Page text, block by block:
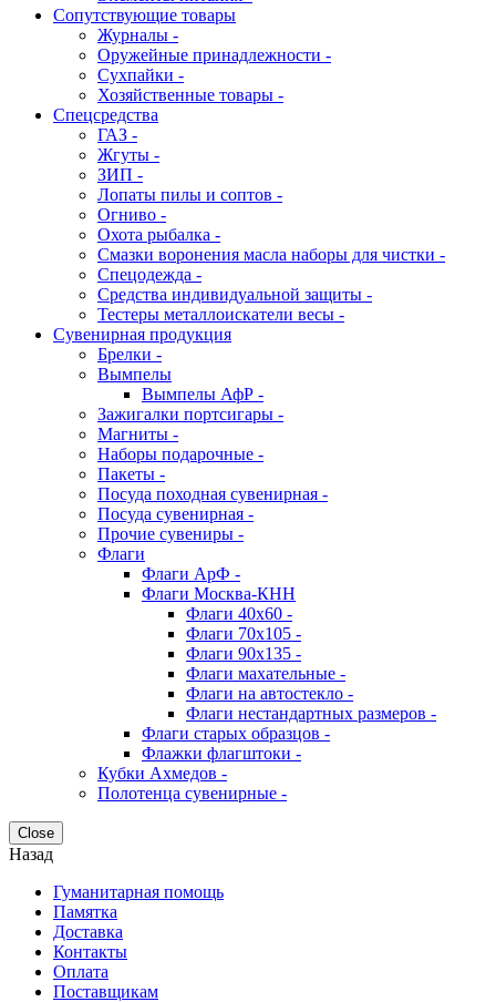
Сопутствующие товары
Журналы -
Оружейные принадлежности -
Сухпайки -
Хозяйственные товары -
Спецсредства
ГАЗ -
Жгуты -
ЗИП -
Лопаты пилы и соптов -
Огниво -
Охота рыбалка -
Смазки воронения масла наборы для чистки -
Спецодежда -
Средства индивидуальной защиты -
Тестеры металлоискатели весы -
Сувенирная продукция
Брелки -
Вымпелы
Вымпелы АфР -
Зажигалки портсигары -
Магниты -
Наборы подарочные -
Пакеты -
Посуда походная сувенирная -
Посуда сувенирная -
Прочие сувениры -
Флаги
Флаги АрФ -
Флаги Москва-КНН
Флаги 40х60 -
Флаги 70х105 -
Флаги 90х135 -
Флаги махательные -
Флаги на автостекло -
Флаги нестандартных размеров -
Флаги старых образцов -
Флажки флагштоки -
Кубки Ахмедов -
Полотенца сувенирные -
Close
Назад
Гуманитарная помощь
Памятка
Доставка
Контакты
Оплата
Поставщикам